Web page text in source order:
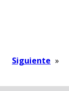
Siguiente »